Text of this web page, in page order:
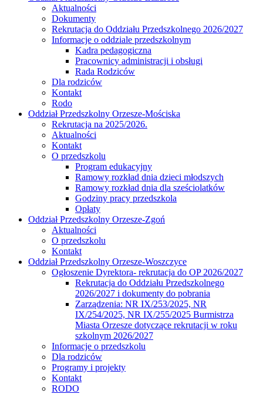
Aktualności
Dokumenty
Rekrutacja do Oddziału Przedszkolnego 2026/2027
Informacje o oddziale przedszkolnym
Kadra pedagogiczna
Pracownicy administracji i obsługi
Rada Rodziców
Dla rodziców
Kontakt
Rodo
Oddział Przedszkolny Orzesze-Mościska
Rekrutacja na 2025/2026.
Aktualności
Kontakt
O przedszkolu
Program edukacyjny
Ramowy rozkład dnia dzieci młodszych
Ramowy rozkład dnia dla sześciolatków
Godziny pracy przedszkola
Opłaty
Oddział Przedszkolny Orzesze-Zgoń
Aktualności
O przedszkolu
Kontakt
Oddział Przedszkolny Orzesze-Woszczyce
Ogłoszenie Dyrektora- rekrutacja do OP 2026/2027
Rekrutacja do Oddziału Przedszkolnego
2026/2027 i dokumenty do pobrania
Zarządzenia: NR IX/253/2025, NR
IX/254/2025, NR IX/255/2025 Burmistrza
Miasta Orzesze dotyczące rekrutacji w roku
szkolnym 2026/2027
Informacje o przedszkolu
Dla rodziców
Programy i projekty
Kontakt
RODO